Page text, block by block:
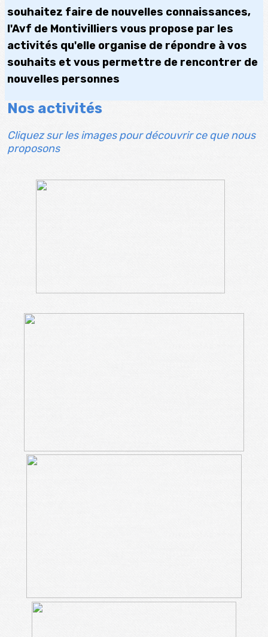
souhaitez faire de nouvelles connaissances,
l'Avf de Montivilliers vous propose par les
activités qu'elle organise de répondre à vos
souhaits et vous permettre de rencontrer de
nouvelles personnes
Nos activités
Cliquez sur les images pour découvrir ce que nous
proposons